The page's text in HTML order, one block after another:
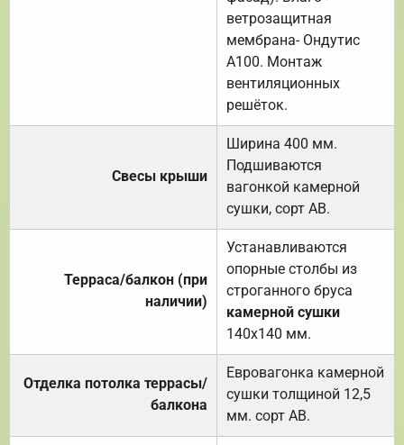
ветрозащитная
мембрана- Ондутис
А100. Монтаж
вентиляционных
решёток.
Свесы крыши
Ширина 400 мм.
Подшиваются
вагонкой камерной
сушки, сорт АВ.
Терраса/балкон (при
наличии)
Устанавливаются
опорные столбы из
строганного бруса
камерной сушки
140х140 мм.
Отделка потолка террасы/
балкона
Евровагонка камерной
сушки толщиной 12,5
мм. сорт АВ.